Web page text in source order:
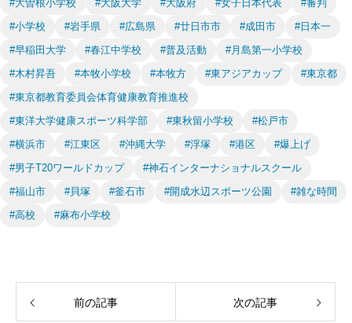
#大曽根小学校
#大阪大学 #大阪府 #女子日本代表
#審判
#小学校
#岩手県 #広島県 #廿日市市 #成田市
#日本一
#早稲田大学
#春江中学校 #普及活動
#月島第一小学校
#木村昇吾
#本牧小学校 #本牧方 #東アジアカップ
#東京都
#東京都教育委員会体育健康教育推進校
#東洋大学健康スポーツ科学部
#東秋留小学校
#松戸市
#横浜市
#江東区 #沖縄大学 #浮塚 #港区
#爆上げ
#男子T20ワールドカップ
#神石インターナショナルスクール
#福山市
#貝塚 #釜石市 #開成水辺スポーツ公園
#雑な時間
#高校
#麻布小学校
前の記事 次の記事